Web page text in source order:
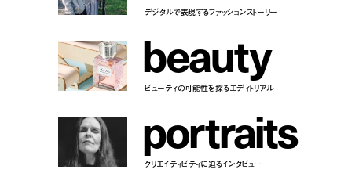
デジタルで表現するファッションストーリー
beauty
ビューティの可能性を探るエディトリアル
portraits
クリエイティビティに迫るインタビュー